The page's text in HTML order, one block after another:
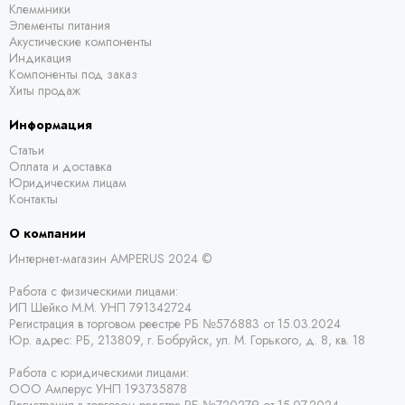
Клеммники
Элементы питания
Акустические компоненты
Индикация
Компоненты под заказ
Хиты продаж
Информация
Статьи
Оплата и доставка
Юридическим лицам
Контакты
О компании
Интернет-магазин AMPERUS 2024 ©
Работа с физическими лицами:
ИП Шейко М.М. УНП 791342724
Регистрация в торговом реестре РБ №576883 от 15.03.2024
Юр. адрес: РБ, 213809, г. Бобруйск, ул. М. Горького, д. 8, кв. 18
Работа с юридическими лицами:
ООО Амперус УНП 193735878